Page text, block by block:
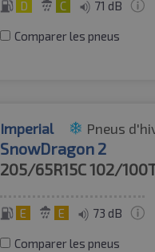
D C 71 dB
Comparer les pneus
Imperial Pneus
SnowDragon 2
205/65R15C102/
E E 73 dB
Comparer les pneus